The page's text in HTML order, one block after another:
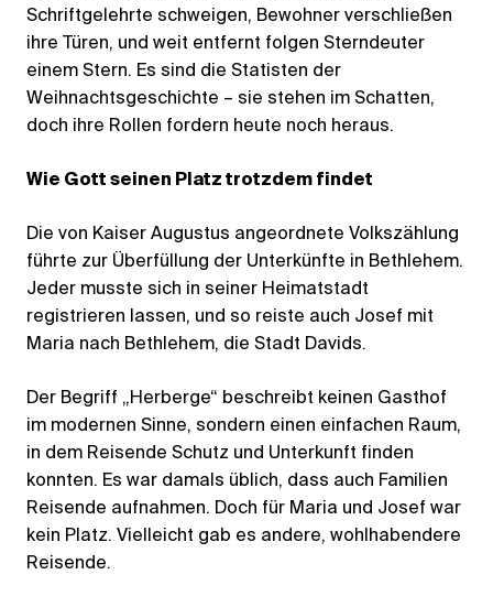
Schriftgelehrte schweigen, Bewohner verschließen
ihre Türen, und weit entfernt folgen Sterndeuter
einem Stern. Es sind die Statisten der
Weihnachtsgeschichte – sie stehen im Schatten,
doch ihre Rollen fordern heute noch heraus.
Wie Gott seinen Platz trotzdem findet
Die von Kaiser Augustus angeordnete Volkszählung
führte zur Überfüllung der Unterkünfte in Bethlehem.
Jeder musste sich in seiner Heimatstadt
registrieren lassen, und so reiste auch Josef mit
Maria nach Bethlehem, die Stadt Davids.
Der Begriff „Herberge“ beschreibt keinen Gasthof
im modernen Sinne, sondern einen einfachen Raum,
in dem Reisende Schutz und Unterkunft finden
konnten. Es war damals üblich, dass auch Familien
Reisende aufnahmen. Doch für Maria und Josef war
kein Platz. Vielleicht gab es andere, wohlhabendere
Reisende.